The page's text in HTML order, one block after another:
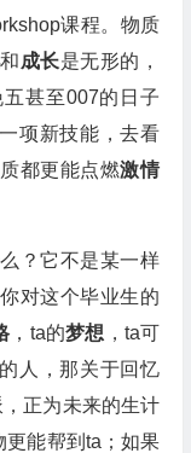
课程。物质
和成长是无形的，
甚至007的日子
项新技能，去看
都更能点燃激情
？它不是某一样
对这个毕业生的
，ta的梦想 ，ta可
人，那关于回忆
正为未来的生计
更能帮到ta；如果